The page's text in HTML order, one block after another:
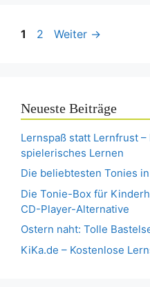
Seite
1 Seite
2 Weiter →
Neueste Beiträge
Lernspaß statt Lernfrust
spielerisches Lernen
Die beliebtesten Tonies
Die Tonie-Box für
CD-Player-Alternative
Ostern naht: Tolle
KiKa.de – Kostenlose